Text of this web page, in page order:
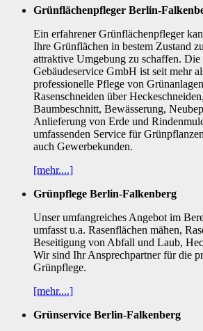
Grünflächenpfleger Berlin-
Ein erfahrener Grünflächenpfleger
Ihre Grünflächen in bestem Zustand
attraktive Umgebung zu schaffen. Die
Gebäudeservice GmbH ist seit mehr
professionelle Pflege von
Rasenschneiden über
Baumbeschnitt, Bewässerung,
Anlieferung von Erde und
umfassenden Service für
auch Gewerbekunden.
[mehr....]
Grünpflege Berlin-Falkenberg
Unser umfangreiches Angebot im
umfasst u.a. Rasenflächen mähen,
Beseitigung von Abfall und Laub,
Wir sind Ihr Ansprechpartner für die
Grünpflege.
[mehr....]
Grünservice Berlin-Falkenberg